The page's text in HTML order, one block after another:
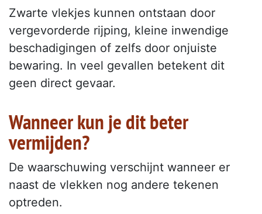
Zwarte vlekjes kunnen ontstaan door
vergevorderde rijping, kleine inwendige
beschadigingen of zelfs door onjuiste
bewaring. In veel gevallen betekent dit
geen direct gevaar.
Wanneer kun je dit beter
vermijden?
De waarschuwing verschijnt wanneer er
naast de vlekken nog andere tekenen
optreden.